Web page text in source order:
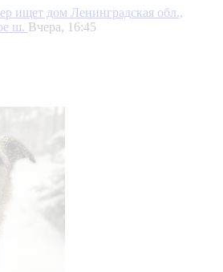
ищет дом Ленинградская обл.,
ш. Вчера, 16:45